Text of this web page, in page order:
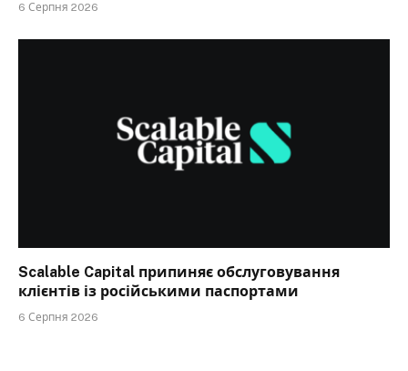
6 Серпня 2026
Scalable Capital припиняє обслуговування
клієнтів із російськими паспортами
6 Серпня 2026